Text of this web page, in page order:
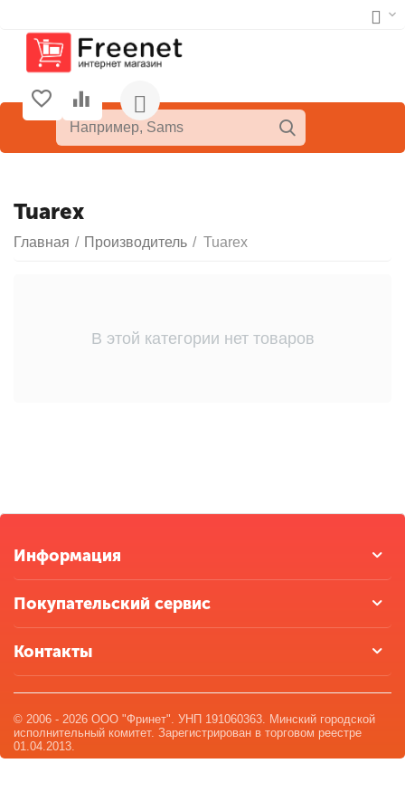
Tuarex
Главная / Производитель / Tuarex
В этой категории нет товаров
Информация
Покупательский сервис
Контакты
© 2006 - 2026 ООО "Фринет". УНП 191060363. Минский городской
исполнительный комитет. Зарегистрирован в торговом реестре
01.04.2013.